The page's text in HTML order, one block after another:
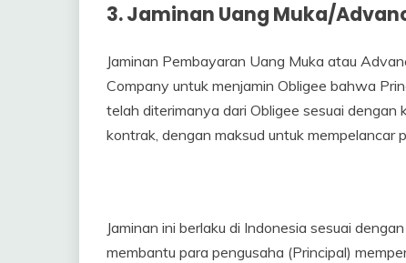
3.Jaminan Uang Muka/
Jaminan Pembayaran Uang Muka atau
Company untuk menjamin Obligee bahwa
telah diterimanya dari Obligee sesuai
kontrak, dengan maksud untuk mempelancar
Jaminan ini berlaku di Indonesia sesuai
membantu para pengusaha (Principal)